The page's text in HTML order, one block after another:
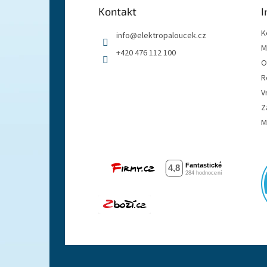
Kontakt
info@elektropaloucek.cz
+420 476 112 100